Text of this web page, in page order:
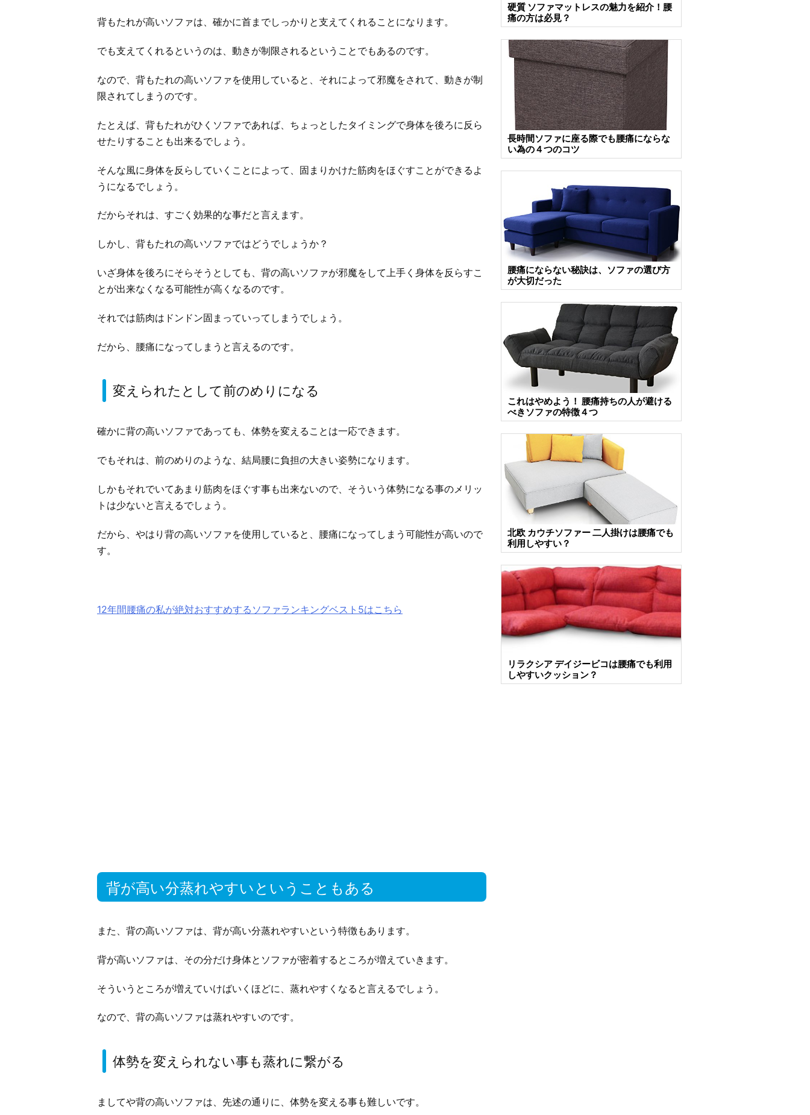
背もたれが高いソファは、確かに首までしっかりと支えてくれることになります。
でも支えてくれるというのは、動きが制限されるということでもあるのです。
なので、背もたれの高いソファを使用していると、それによって邪魔をされて、動きが制
限されてしまうのです。
たとえば、背もたれがひくソファであれば、ちょっとしたタイミングで身体を後ろに反ら
せたりすることも出来るでしょう。
そんな風に身体を反らしていくことによって、固まりかけた筋肉をほぐすことができるよ
うになるでしょう。
だからそれは、すごく効果的な事だと言えます。
しかし、背もたれの高いソファではどうでしょうか？
いざ身体を後ろにそらそうとしても、背の高いソファが邪魔をして上手く身体を反らすこ
とが出来なくなる可能性が高くなるのです。
それでは筋肉はドンドン固まっていってしまうでしょう。
だから、腰痛になってしまうと言えるのです。
変えられたとして前のめりになる
確かに背の高いソファであっても、体勢を変えることは一応できます。
でもそれは、前のめりのような、結局腰に負担の大きい姿勢になります。
しかもそれでいてあまり筋肉をほぐす事も出来ないので、そういう体勢になる事のメリッ
トは少ないと言えるでしょう。
だから、やはり背の高いソファを使用していると、腰痛になってしまう可能性が高いので
す。
12年間腰痛の私が絶対おすすめするソファランキングベスト5はこちら
背が高い分蒸れやすいということもある
また、背の高いソファは、背が高い分蒸れやすいという特徴もあります。
背が高いソファは、その分だけ身体とソファが密着するところが増えていきます。
そういうところが増えていけばいくほどに、蒸れやすくなると言えるでしょう。
なので、背の高いソファは蒸れやすいのです。
体勢を変えられない事も蒸れに繋がる
ましてや背の高いソファは、先述の通りに、体勢を変える事も難しいです。
硬質 ソファマットレスの魅力を紹介！腰
痛の方は必見？
長時間ソファに座る際でも腰痛にならな
い為の４つのコツ
腰痛にならない秘訣は、ソファの選び方
が大切だった
これはやめよう！ 腰痛持ちの人が避ける
べきソファの特徴４つ
北欧 カウチソファー 二人掛けは腰痛でも
利用しやすい？
リラクシア デイジービコは腰痛でも利用
しやすいクッション？